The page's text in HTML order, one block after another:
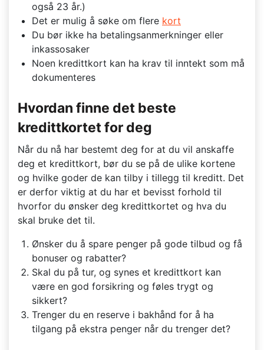
også 23 år.)
Det er mulig å søke om flere kort
Du bør ikke ha betalingsanmerkninger eller
inkassosaker
Noen kredittkort kan ha krav til inntekt som må
dokumenteres
Hvordan finne det beste
kredittkortet for deg
Når du nå har bestemt deg for at du vil anskaffe
deg et kredittkort, bør du se på de ulike kortene
og hvilke goder de kan tilby i tillegg til kreditt. Det
er derfor viktig at du har et bevisst forhold til
hvorfor du ønsker deg kredittkortet og hva du
skal bruke det til.
Ønsker du å spare penger på gode tilbud og få
bonuser og rabatter?
Skal du på tur, og synes et kredittkort kan
være en god forsikring og føles trygt og
sikkert?
Trenger du en reserve i bakhånd for å ha
tilgang på ekstra penger når du trenger det?